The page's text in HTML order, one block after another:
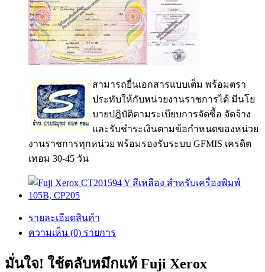
สามารถยื่นเอกสารแบบเต็ม พร้อมตรา
ประทับให้กับหน่วยงานราชการได้ มีนโย
บายปฎิบัติตามระเบียบการจัดซื้อ จัดจ้าง
และรับชำระเงินตามข้อกำหนดของหน่วย
งานราชการทุกหน่วย พร้อมรองรับระบบ GFMIS เครดิต
เทอม 30-45 วัน
รายละเอียดสินค้า
ความเห็น (0) รายการ
มั่นใจ! ใช้ตลับหมึกแท้ Fuji Xerox